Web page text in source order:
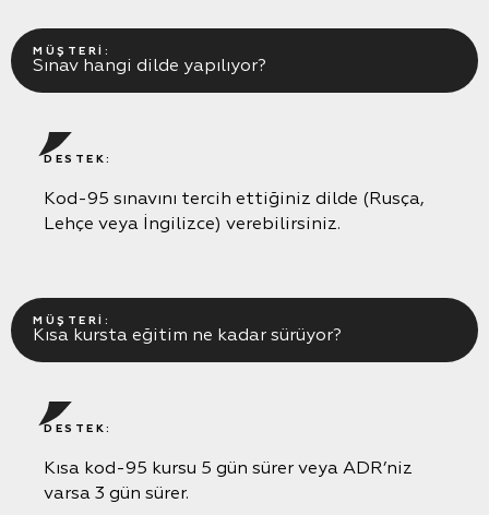
MÜŞTERI:
Sınav hangi dilde yapılıyor?
DESTEK:
Kod-95 sınavını tercih ettiğiniz dilde (Rusça,
Lehçe veya İngilizce) verebilirsiniz.
MÜŞTERI:
Kısa kursta eğitim ne kadar sürüyor?
DESTEK:
Kısa kod-95 kursu 5 gün sürer veya ADR’niz
varsa 3 gün sürer.